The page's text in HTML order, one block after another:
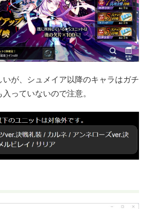
いが、シュメイア以降のキャラはガチ
っていないので注意。